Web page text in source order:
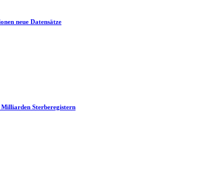
neue Datensätze
Sterberegistern